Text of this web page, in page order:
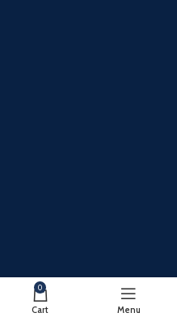
0
Cart Menu